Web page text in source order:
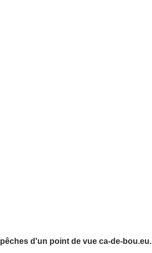
d'un point de vue ca-de-bou.eu.